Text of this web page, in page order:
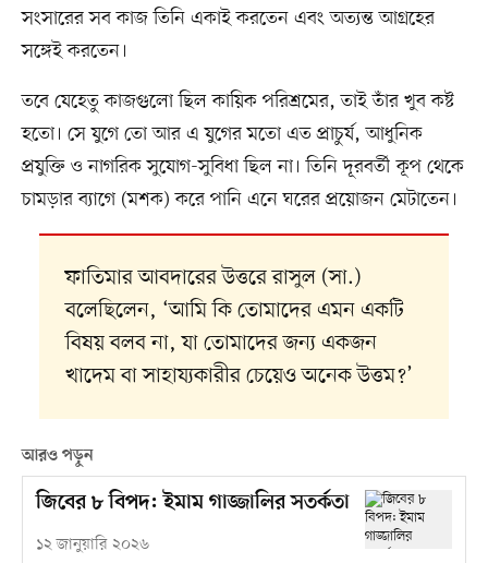
সংসারের সব কাজ তিনি একাই করতেন এবং অত্যন্ত আগ্রহের
সঙ্গেই করতেন।
তবে যেহেতু কাজগুলো ছিল কায়িক পরিশ্রমের, তাই তাঁর খুব কষ্ট
হতো। সে যুগে তো আর এ যুগের মতো এত প্রাচুর্য, আধুনিক
প্রযুক্তি ও নাগরিক সুযোগ-সুবিধা ছিল না। তিনি দূরবর্তী কূপ থেকে
চামড়ার ব্যাগে (মশক) করে পানি এনে ঘরের প্রয়োজন মেটাতেন।
ফাতিমার আবদারের উত্তরে রাসুল (সা.)
বলেছিলেন, ‘আমি কি তোমাদের এমন একটি
বিষয় বলব না, যা তোমাদের জন্য একজন
খাদেম বা সাহায্যকারীর চেয়েও অনেক উত্তম?’
আরও পড়ুন
জিবের ৮ বিপদ: ইমাম গাজ্জালির সতর্কতা
১২ জানুয়ারি ২০২৬